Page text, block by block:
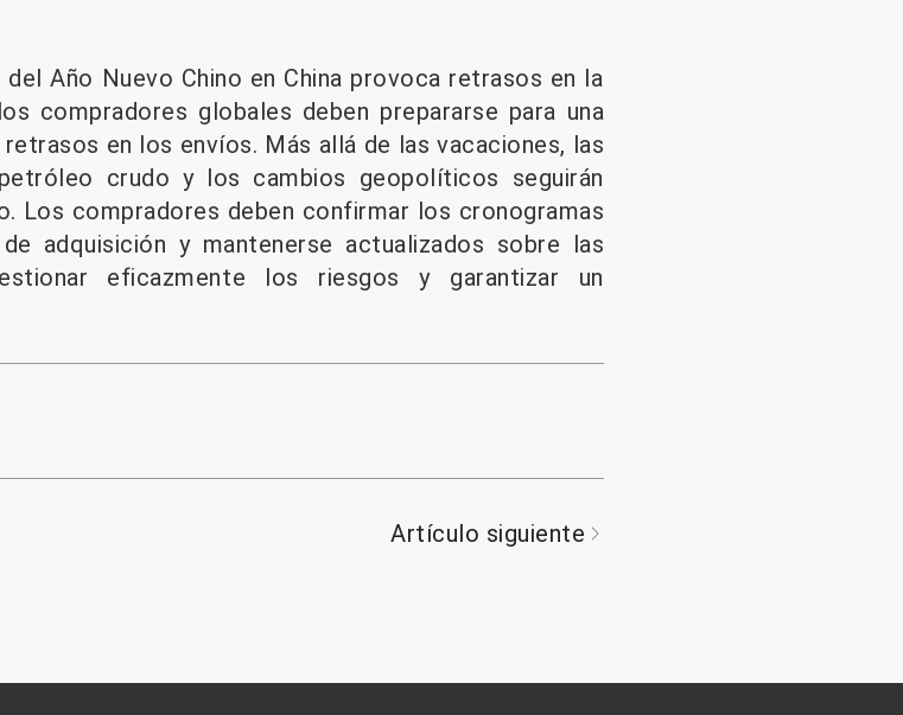
Año Nuevo Chino en China provoca retrasos en la
compradores globales deben prepararse para una
en los envíos. Más allá de las vacaciones, las
crudo y los cambios geopolíticos seguirán
Los compradores deben confirmar los cronogramas
adquisición y mantenerse actualizados sobre las
eficazmente los riesgos y garantizar un
Artículo siguiente